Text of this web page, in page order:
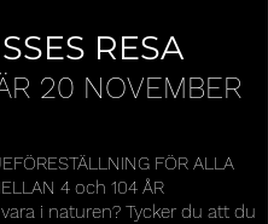
RESA
20 NOVEMBER
FÖR ALLA
4 och 104 ÅR
i naturen? Tycker du att du